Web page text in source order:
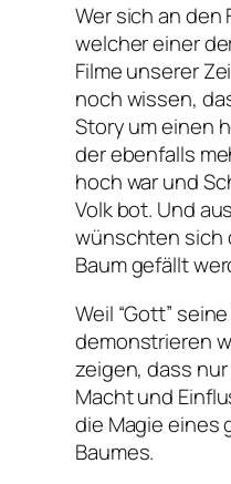
Wer sich an den
welcher einer
Filme unserer
noch wissen,
Story um einen
der ebenfalls
hoch war und
Volk bot. Und
wünschten sich
Baum gefällt
Weil “Gott”
demonstrieren
zeigen, dass
Macht und
die Magie eines
Baumes.